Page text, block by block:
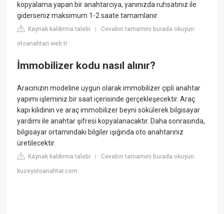
kopyalama yapan bir anahtarcıya, yanınızda ruhsatınız ile
giderseniz maksimum 1-2 saate tamamlanır.
Kaynak kaldırma talebi |Cevabın tamamını burada okuyun:
otoanahtari.web.tr
İmmobilizer kodu nasıl alınır?
Aracınızın modeline uygun olarak immobilizer çipli anahtar
yapımı işleminiz bir saat içerisinde gerçekleşecektir. Araç
kapı kilidinin ve araç immobilizer beyni sökülerek bilgisayar
yardımı ile anahtar şifresi kopyalanacaktır. Daha sonrasında,
bilgisayar ortamındaki bilgiler ışığında oto anahtarınız
üretilecektir.
Kaynak kaldırma talebi |Cevabın tamamını burada okuyun:
kuzeyotoanahtar.com